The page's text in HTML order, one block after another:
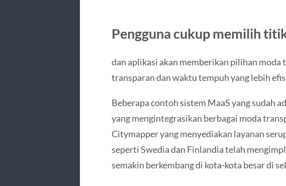
Pengguna cukup memilih
dan aplikasi akan memberikan pilihan
transparan dan waktu tempuh yang lebih
Beberapa contoh sistem MaaS yang sudah
yang mengintegrasikan berbagai moda
Citymapper yang menyediakan layanan
seperti Swedia dan Finlandia telah
semakin berkembang di kota-kota besar di